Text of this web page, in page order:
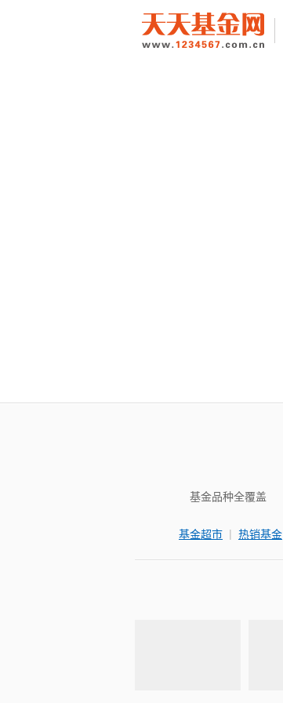
基金品种全覆盖
基金超市 | 热销基金